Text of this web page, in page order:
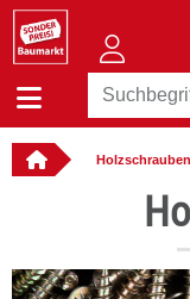
Holzschrauben
online bestellbar